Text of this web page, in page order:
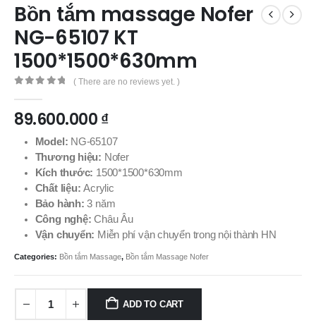
Bồn tắm massage Nofer
NG-65107 KT
1500*1500*630mm
( There are no reviews yet. )
89.600.000₫
Model: NG-65107
Thương hiệu: Nofer
Kích thước: 1500*1500*630mm
Chất liệu: Acrylic
Bảo hành:3 năm
Công nghệ: Châu Âu
Vận chuyển: Miễn phí vận chuyển trong nội thành HN
Categories: Bồn tắm Massage, Bồn tắm Massage Nofer
ADD TO CART